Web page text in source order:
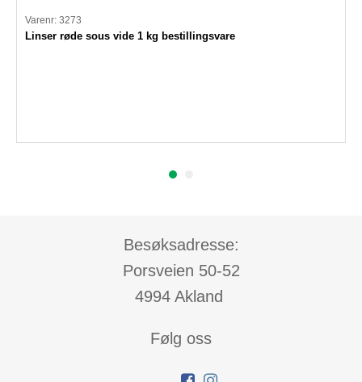
Varenr: 3273
Linser røde sous vide 1 kg bestillingsvare
Besøksadresse:
Porsveien 50-52
4994 Akland
Følg oss